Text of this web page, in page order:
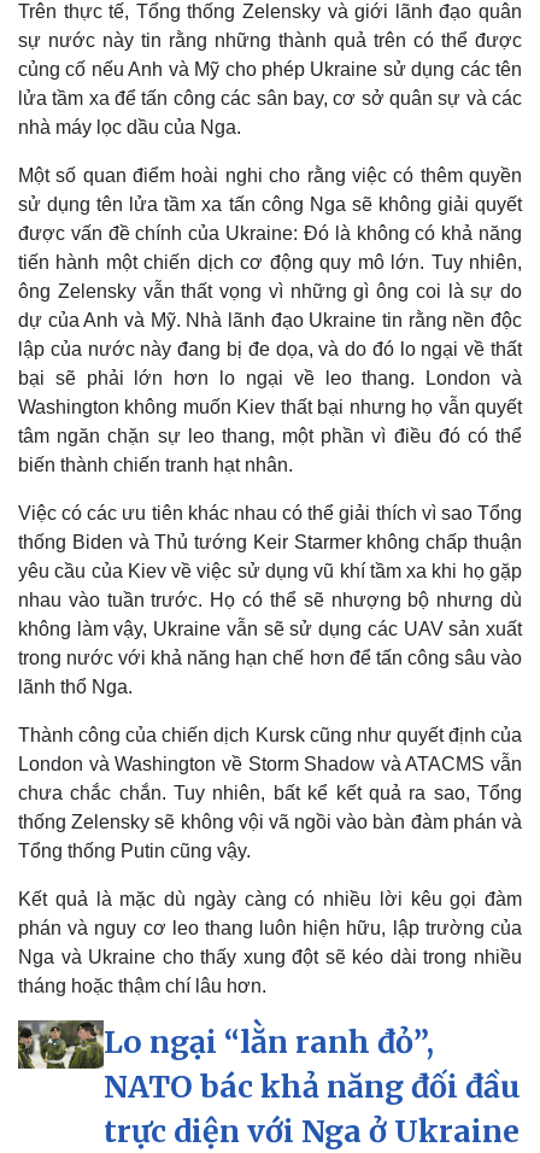
Thể thao
Bóng đá
Lịch thi đấu bóng đá
Thế giới thể thao
eSports
Ô tô - Xe máy
Ô tô
Xe máy
Tư vấn
Trên thực tế, Tổng thống Zelensky và giới lãnh đạo quân
sự nước này tin rằng những thành quả trên có thể được
củng cố nếu Anh và Mỹ cho phép Ukraine sử dụng các tên
lửa tầm xa để tấn công các sân bay, cơ sở quân sự và các
nhà máy lọc dầu của Nga.
Một số quan điểm hoài nghi cho rằng việc có thêm quyền
sử dụng tên lửa tầm xa tấn công Nga sẽ không giải quyết
được vấn đề chính của Ukraine: Đó là không có khả năng
tiến hành một chiến dịch cơ động quy mô lớn. Tuy nhiên,
ông Zelensky vẫn thất vọng vì những gì ông coi là sự do
dự của Anh và Mỹ. Nhà lãnh đạo Ukraine tin rằng nền độc
lập của nước này đang bị đe dọa, và do đó lo ngại về thất
bại sẽ phải lớn hơn lo ngại về leo thang. London và
Washington không muốn Kiev thất bại nhưng họ vẫn quyết
tâm ngăn chặn sự leo thang, một phần vì điều đó có thể
biến thành chiến tranh hạt nhân.
Việc có các ưu tiên khác nhau có thể giải thích vì sao Tổng
thống Biden và Thủ tướng Keir Starmer không chấp thuận
yêu cầu của Kiev về việc sử dụng vũ khí tầm xa khi họ gặp
nhau vào tuần trước. Họ có thể sẽ nhượng bộ nhưng dù
không làm vậy, Ukraine vẫn sẽ sử dụng các UAV sản xuất
trong nước với khả năng hạn chế hơn để tấn công sâu vào
lãnh thổ Nga.
Thành công của chiến dịch Kursk cũng như quyết định của
London và Washington về Storm Shadow và ATACMS vẫn
chưa chắc chắn. Tuy nhiên, bất kể kết quả ra sao, Tổng
thống Zelensky sẽ không vội vã ngồi vào bàn đàm phán và
Tổng thống Putin cũng vậy.
Kết quả là mặc dù ngày càng có nhiều lời kêu gọi đàm
phán và nguy cơ leo thang luôn hiện hữu, lập trường của
Nga và Ukraine cho thấy xung đột sẽ kéo dài trong nhiều
tháng hoặc thậm chí lâu hơn.
Lo ngại “lằn ranh đỏ”,
NATO bác khả năng đối đầu
trực diện với Nga ở Ukraine